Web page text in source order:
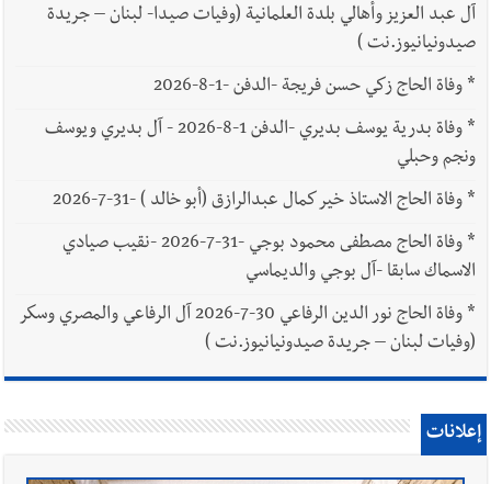
آل عبد العزيز وأهالي بلدة العلمانية (وفيات صيدا- لبنان – جريدة
صيدونيانيوز.نت )
*وفاة الحاج زكي حسن فريجة -الدفن -1-8-2026
*
وفاة بدرية يوسف بديري -الدفن 1-8-2026 - آل بديري ويوسف
ونجم وحبلي
*وفاة الحاج الاستاذ خير كمال عبدالرازق (أبو خالد ) -31-7-2026
*
وفاة الحاج مصطفى محمود بوجي -31-7-2026 -نقيب صيادي
الاسماك سابقا -آل بوجي والديماسي
*
وفاة الحاج نور الدين الرفاعي 30-7-2026 آل الرفاعي والمصري وسكر
(وفيات لبنان – جريدة صيدونيانيوز.نت )
إعلانات